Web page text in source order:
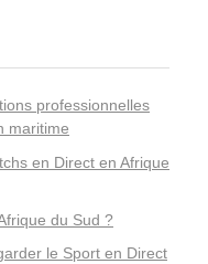
professionnelles
maritime
en Direct en Afrique
du Sud ?
le Sport en Direct